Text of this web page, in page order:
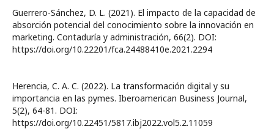
Guerrero-Sánchez, D. L. (2021). El impacto de la capacidad de
absorción potencial del conocimiento sobre la innovación en
marketing. Contaduría y administración, 66(2). DOI:
https://doi.org/10.22201/fca.24488410e.2021.2294
Herencia, C. A. C. (2022). La transformación digital y su
importancia en las pymes. Iberoamerican Business Journal,
5(2), 64-81. DOI:
https://doi.org/10.22451/5817.ibj2022.vol5.2.11059